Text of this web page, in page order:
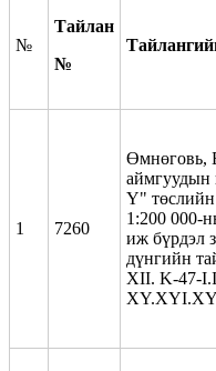
№
Тайлан
№
1 7260
Өмнөговь,
аймгуудын
Y" төслийн
1:200 000-
иж бүрдэл
дүнгийн
XII. K-47-